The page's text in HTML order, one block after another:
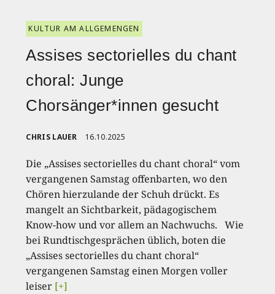
KULTUR AM ALLGEMENGEN
Assises sectorielles du chant
choral: Junge
Chorsänger*innen gesucht
CHRIS LAUER 16.10.2025
Die „Assises sectorielles du chant choral“ vom
vergangenen Samstag offenbarten, wo den
Chören hierzulande der Schuh drückt. Es
mangelt an Sichtbarkeit, pädagogischem
Know-how und vor allem an Nachwuchs. Wie
bei Rundtischgesprächen üblich, boten die
„Assises sectorielles du chant choral“
vergangenen Samstag einen Morgen voller
leiser [+]